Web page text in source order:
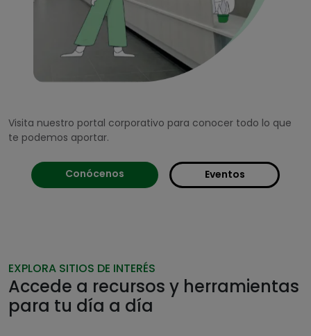
Visita nuestro portal corporativo para conocer todo lo que
te podemos aportar.
Conócenos Eventos
EXPLORA SITIOS DE INTERÉS
Accede a recursos y herramientas
para tu día a día